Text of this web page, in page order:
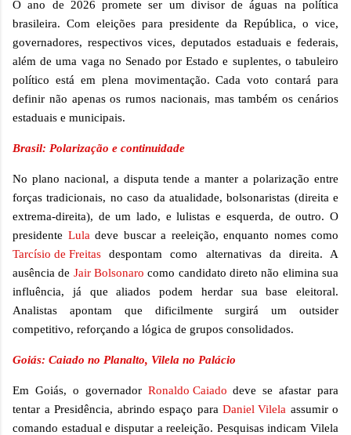
O ano de 2026 promete ser um divisor de águas na política
brasileira. Com eleições para presidente da República, o vice,
governadores, respectivos vices, deputados estaduais e federais,
além de uma vaga no Senado por Estado e suplentes, o tabuleiro
político está em plena movimentação. Cada voto contará para
definir não apenas os rumos nacionais, mas também os cenários
estaduais e municipais.
Brasil: Polarização e continuidade
No plano nacional, a disputa tende a manter a polarização entre
forças tradicionais, no caso da atualidade, bolsonaristas (direita e
extrema-direita), de um lado, e lulistas e esquerda, de outro. O
presidente Luladeve buscar a reeleição, enquanto nomes como
Tarcísio de Freitas despontam como alternativas da direita. A
ausência de Jair Bolsonaro como candidato direto não elimina sua
influência, já que aliados podem herdar sua base eleitoral.
Analistas apontam que dificilmente surgirá um outsider
competitivo, reforçando a lógica de grupos consolidados.
Goiás: Caiado no Planalto, Vilela no Palácio
Em Goiás, o governador Ronaldo Caiado deve se afastar para
tentar a Presidência, abrindo espaço para Daniel Vilela assumir o
comando estadual e disputar a reeleição. Pesquisas indicam Vilela